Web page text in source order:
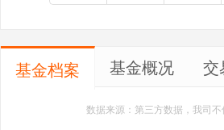
基金档案 基金概况 交
数据来源：第三方数据，我司